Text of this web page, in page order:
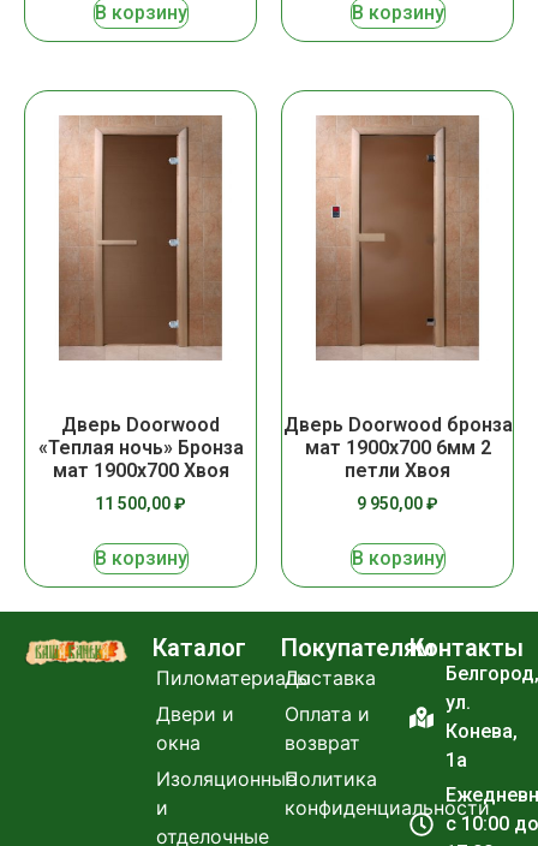
В корзину В корзину
Дверь Doorwood
«Теплая ночь» Бронза
мат 1900х700 Хвоя
11 500,00₽
В корзину
Дверь Doorwood бронза
мат 1900х700 6мм 2
петли Хвоя
9 950,00₽
В корзину
Каталог
Пиломатериалы
Двери и
окна
Изоляционные
и
отделочные
Покупателям
Доставка
Оплата и
возврат
Политика
конфиденциальности
Контакты
Белгород,
ул.
Конева,
1а
с 10:00 до